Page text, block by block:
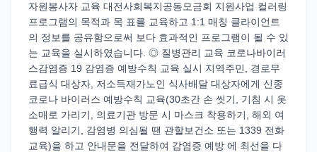
자원봉사자 교육 대전사회복지공동모금회 지원사업 컬러링
프로그램의 목적과 목 표를 교육하고 1:1 매칭 클라이언트
의 정보를 공유함으로써 보다 효과적인 프로그램이 될 수 있
는 교육을 실시하였습니다. ◎ 질병관리 교육 코로나바이러
스감염증 19 감염증 예방수칙 교육 실시 지역주민, 경로무
료급식 대상자, 저소득재가노인 식사배달 대상자에게 신종
코로나 바이러스 예방수칙 교육(30초간 손 씻기, 기침 시 옷
소매로 가리기, 의료기관 방문 시 마스크 착용하기, 해외 여
행력 알리기, 감염병 의심될 땐 관할보건소 또는 1339 전화
교육)을 하고 안내문을 전달하여 감염증 예방 에 최선을 다